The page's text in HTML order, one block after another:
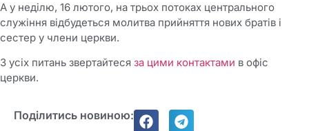
А у неділю, 16 лютого, на трьох потоках центрального
служіння відбудеться молитва прийняття нових братів і
сестер у члени церкви.
З усіх питань звертайтеся за цими контактами в офіс
церкви.
Поділитись новиною: